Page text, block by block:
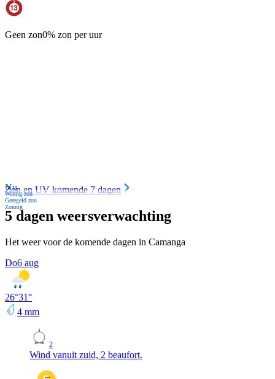
Geen zon0% zon per uur
Nu
Weinig zon
Geregeld zon
Zonnig
Zon en UV komende 7 dagen
5 dagen weersverwachting
Het weer voor de komende dagen in Camanga
Do6 aug
26°31°
4 mm
2
Wind vanuit zuid, 2 beaufort.